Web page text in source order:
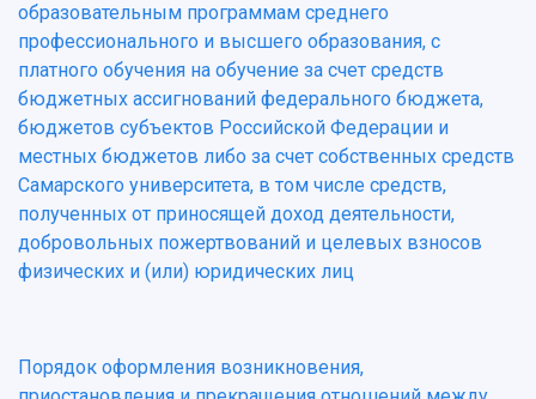
образовательным программам среднего
профессионального и высшего образования, с
платного обучения на обучение за счет средств
бюджетных ассигнований федерального бюджета,
бюджетов субъектов Российской Федерации и
местных бюджетов либо за счет собственных средств
Самарского университета, в том числе средств,
полученных от приносящей доход деятельности,
добровольных пожертвований и целевых взносов
физических и (или) юридических лиц
Порядок оформления возникновения,